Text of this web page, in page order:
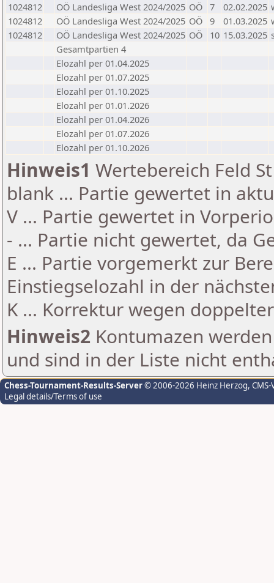
1024812
OÖ Landesliga West 2024/2025 OÖ 7 02.02.2025
1024812
OÖ Landesliga West 2024/2025 OÖ 9 01.03.2025
1024812
OÖ Landesliga West 2024/2025 OÖ 10 15.03.2025
Gesamtpartien 4
Elozahl per 01.04.2025
Elozahl per 01.07.2025
Elozahl per 01.10.2025
Elozahl per 01.01.2026
Elozahl per 01.04.2026
Elozahl per 01.07.2026
Elozahl per 01.10.2026
Hinweis1 Wertebereich Feld
blank ... Partie gewertet in
V ... Partie gewertet in
- ... Partie nicht gewertet, da
E ... Partie vorgemerkt zur
Einstiegselozahl in der
K ... Korrektur wegen
Hinweis2 Kontumazen
und sind in der Liste nicht
Chess-Tournament-Results-Server© 2006-2026 Heinz Herzog,
Legal details/Terms of use